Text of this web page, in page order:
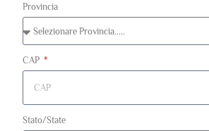
Provincia
CAP
Stato/State